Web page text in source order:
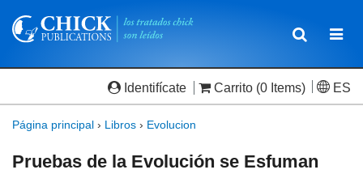
Toggle
Identifícate Carrito (0 Items) ES
Página principal › Libros › Evolucion
Pruebas de la Evolución se Esfuman